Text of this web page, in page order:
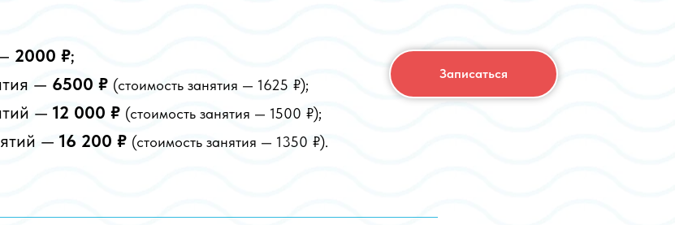
2000 ₽;
— 6500 ₽ (стоимость занятия — 1625 ₽);
— 12 000 ₽ (стоимость занятия — 1500 ₽);
— 16 200 ₽ (стоимость занятия — 1350 ₽).
Записаться